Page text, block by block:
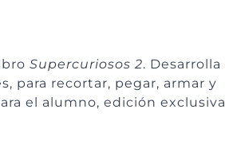
Supercuriosos 2. Desarrolla
para recortar, pegar, armar y
el alumno, edición exclusiva